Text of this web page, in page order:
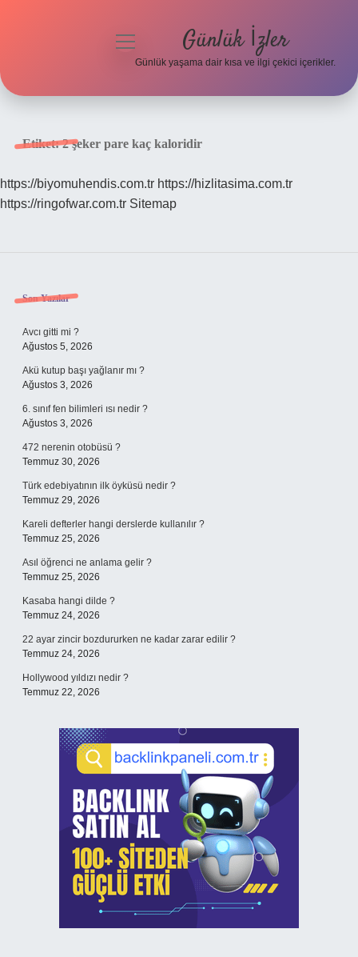
Hakkımızda
menüyü
Günlük İzler
Günlük yaşama dair kısa ve ilgi çekici içerikler.
Etiket:2 şeker pare kaç kaloridir
https://biyomuhendis.com.tr https://hizlitasima.com.tr
https://ringofwar.com.tr Sitemap
Sidebar
Son Yazılar
Avcı gitti mi ?
Ağustos 5, 2026
Akü kutup başı yağlanır mı ?
Ağustos 3, 2026
6. sınıf fen bilimleri ısı nedir ?
Ağustos 3, 2026
472 nerenin otobüsü ?
Temmuz 30, 2026
Türk edebiyatının ilk öyküsü nedir ?
Temmuz 29, 2026
Kareli defterler hangi derslerde kullanılır ?
Temmuz 25, 2026
Asıl öğrenci ne anlama gelir ?
Temmuz 25, 2026
Kasaba hangi dilde ?
Temmuz 24, 2026
22 ayar zincir bozdururken ne kadar zarar edilir ?
Temmuz 24, 2026
Hollywood yıldızı nedir ?
Temmuz 22, 2026